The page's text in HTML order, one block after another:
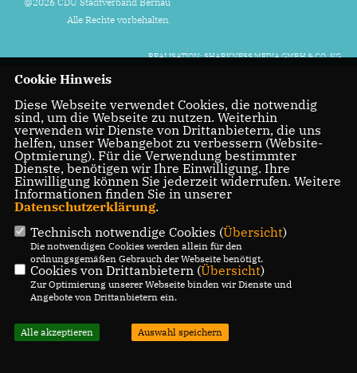
Alle Rechte vorbehalten.
REALISATION: SHARKNESS MEDIA GMBH & CO. KG
Cookie Hinweis
Diese Webseite verwendet Cookies, die notwendig
sind, um die Webseite zu nutzen. Weiterhin
verwenden wir Dienste von Drittanbietern, die uns
helfen, unser Webangebot zu verbessern (Website-
Optmierung). Für die Verwendung bestimmter
Dienste, benötigen wir Ihre Einwilligung. Ihre
Einwilligung können Sie jederzeit widerrufen. Weitere
Informationen finden Sie in unserer
Datenschutzerklärung.
Technisch notwendige Cookies (Übersicht)
Die notwendigen Cookies werden allein für den
ordnungsgemäßen Gebrauch der Webseite benötigt.
Cookies von Drittanbietern (Übersicht)
Zur Optimierung unserer Webseite binden wir Dienste und
Angebote von Drittanbietern ein.
Alle akzeptieren Auswahl speichern